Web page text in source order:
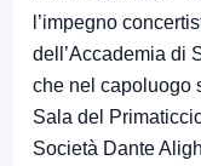
l’impegno
dell’Accademia di
che nel capoluogo
Sala del
Società Dante